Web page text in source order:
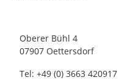
Oberer Bühl 4
07907 Oettersdorf
Tel: +49 (0) 3663 420917